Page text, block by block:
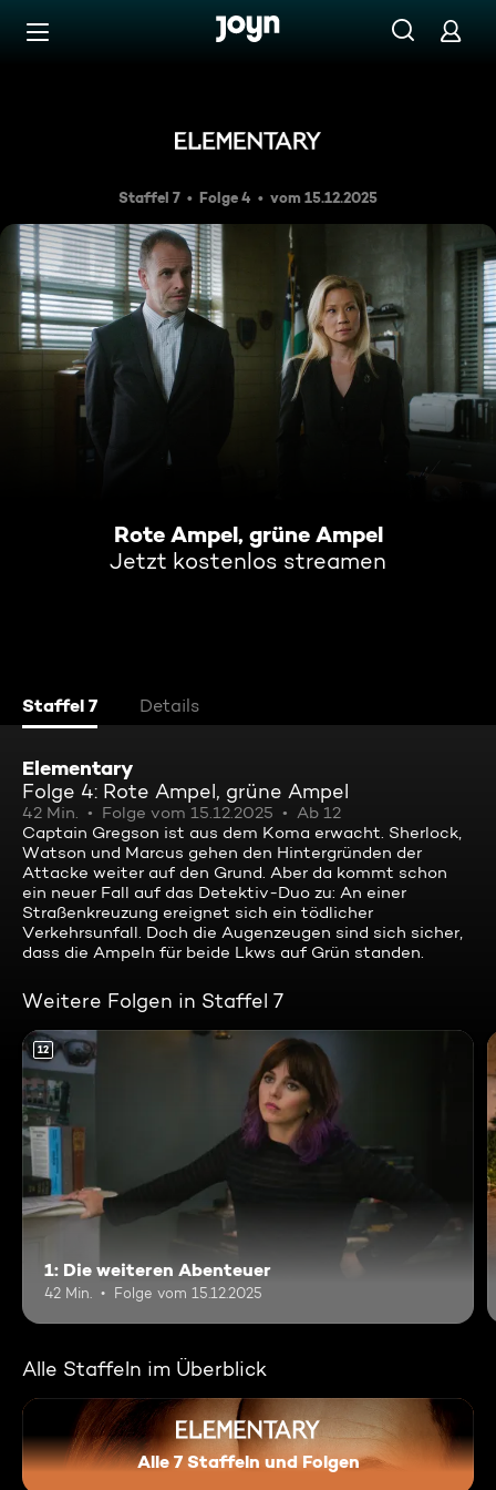
Zum Inhalt springen
Staffel 7 Folge 4 vom 15.12.2025
Rote Ampel, grüne Ampel
Jetzt kostenlos streamen
Staffel 7 Details
Elementary
Folge 4: Rote Ampel, grüne Ampel
42 Min. Folge vom 15.12.2025
Ab 12
Captain Gregson ist aus dem Koma erwacht. Sherlock,
Watson und Marcus gehen den Hintergründen der
Attacke weiter auf den Grund. Aber da kommt schon
ein neuer Fall auf das Detektiv-Duo zu: An einer
Straßenkreuzung ereignet sich ein tödlicher
Verkehrsunfall. Doch die Augenzeugen sind sich sicher,
dass die Ampeln für beide Lkws auf Grün standen.
Weitere Folgen in Staffel 7
12
1: Die weiteren Abenteuer
42 Min. Folge vom 15.12.2025
Alle Staffeln im Überblick
Alle 7 Staffeln und Folgen